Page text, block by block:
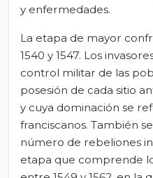
y enfermedades.
La etapa de mayor
1540 y 1547. Los
control militar de las
posesión de cada sitio
y cuya dominación se
franciscanos. También
número de rebeliones
etapa que comprende